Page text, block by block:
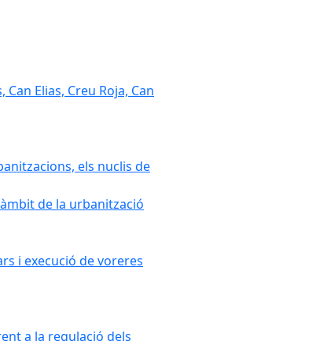
Elias, Creu Roja, Can
els nuclis de
de la urbanització
i execució de voreres
a la regulació dels